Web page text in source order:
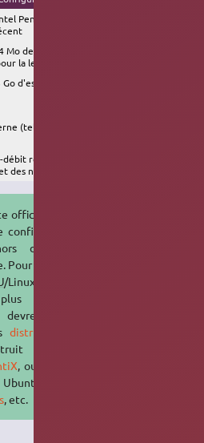
Pentium IV ou Pentium M, ou AMD
Mo de RAM, 800 Mo recommandé (au
la lecture de vidéos)
d'espace disque disponible
(tel qu'une
débit recommandé, afin d'installer les
des nouveaux logiciels
officielle qui
d'Ubuntu
Pour installer
/Linux sur un
faible
vous
distributions
sur les
, ou encore
, etc.